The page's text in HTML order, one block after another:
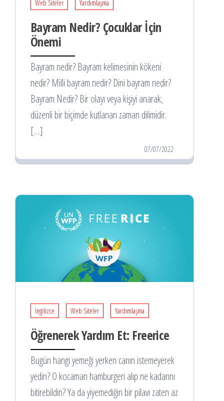
Web Siteler Yardımlaşma
Bayram Nedir? Çocuklar İçin
Önemi
Bayram nedir? Bayram kelimesinin kökeni
nedir? Milli bayram nedir? Dini bayram nedir?
Bayram Nedir? Bir olayı veya kişiyi anarak,
düzenli bir biçimde kutlanan zaman dilimidir.
[…]
07/07/2022
İngilizce Web Siteler Yardımlaşma
Öğrenerek Yardım Et: Freerice
Bugün hangi yemeği yerken canın istemeyerek
yedin? O kocaman hamburgeri alıp ne kadarını
bitirebildin? Ya da yiyemediğin bir pilavı zaten az